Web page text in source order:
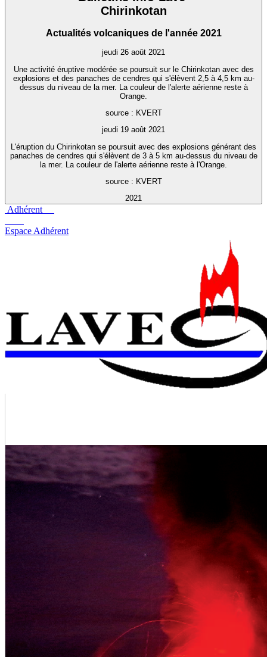
Chirinkotan
Actualités volcaniques de l'année 2021
jeudi 26 août 2021
Une activité éruptive modérée se poursuit sur le Chirinkotan avec des
explosions et des panaches de cendres qui s'élèvent 2,5 à 4,5 km au-
dessus du niveau de la mer. La couleur de l'alerte aérienne reste à
Orange.
source : KVERT
jeudi 19 août 2021
L'éruption du Chirinkotan se poursuit avec des explosions générant des
panaches de cendres qui s'élèvent de 3 à 5 km au-dessus du niveau de
la mer. La couleur de l'alerte aérienne reste à l'Orange.
source : KVERT
2021
Adhérent
Espace Adhérent